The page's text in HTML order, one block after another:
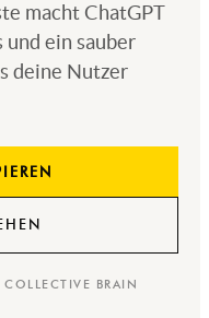
macht ChatGPT
ein sauber
deine Nutzer
BRAIN